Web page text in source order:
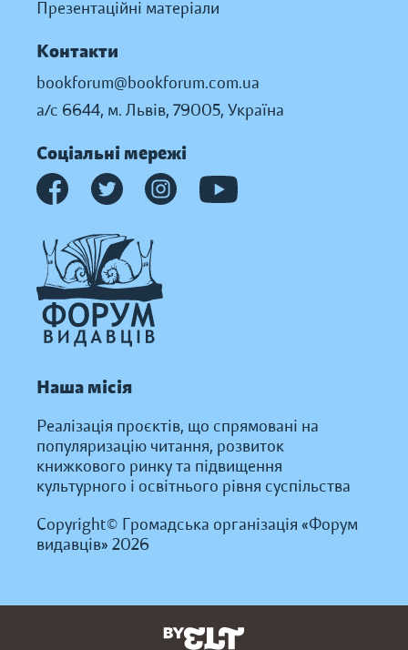
Презентаційні матеріали
Контакти
bookforum@bookforum.com.ua
а/с 6644, м. Львів, 79005, Україна
Соціальні мережі
Наша місія
Реалізація проєктів, що спрямовані на
популяризацію читання, розвиток
книжкового ринку та підвищення
культурного і освітнього рівня суспільства
Copyright© Громадська організація «Форум
видавців» 2026